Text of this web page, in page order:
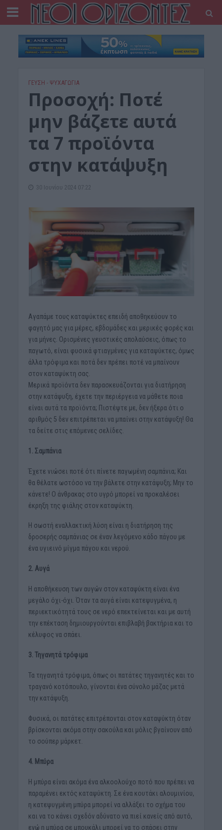
ΓΕΎΣΗ - ΨΥΧΑΓΩΓΊΑ
Προσοχή: Ποτέ
μην βάζετε αυτά
τα 7 προϊόντα
στην κατάψυξη
30 Ιουνίου 2024 07:22
Αγαπάμε τους καταψύκτες επειδή αποθηκεύουν το
φαγητό μας για μέρες, εβδομάδες και μερικές φορές και
για μήνες. Ορισμένες γευστικές απολαύσεις, όπως το
παγωτό, είναι φυσικά φτιαγμένες για καταψύκτες, όμως
άλλα τρόφιμα και ποτά δεν πρέπει ποτέ να μπαίνουν
στον καταψύκτη σας.
Μερικά προϊόντα δεν παρασκευάζονται για διατήρηση
στην κατάψυξη, έχετε την περιέργεια να μάθετε ποια
είναι αυτά τα προϊόντα; Πιστέψτε με, δεν ήξερα ότι ο
αριθμός 5 δεν επιτρέπεται να μπαίνει στην κατάψυξη! Θα
τα δείτε στις επόμενες σελίδες.
1. Σαμπάνια
Έχετε νιώσει ποτέ ότι πίνετε παγωμένη σαμπάνια; Και
θα θέλατε ωστόσο να την βάλετε στην κατάψυξη; Μην το
κάνετε! Ο άνθρακας στο υγρό μπορεί να προκαλέσει
έκρηξη της φιάλης στον καταψύκτη.
Η σωστή εναλλακτική λύση είναι η διατήρηση της
δροσερής σαμπάνιας σε έναν λεγόμενο κάδο πάγου με
ένα υγιεινό μίγμα πάγου και νερού.
2. Αυγά
Η αποθήκευση των αυγών στον καταψύκτη είναι ένα
μεγάλο όχι-όχι. Όταν τα αυγά είναι κατεψυγμένα, η
περιεκτικότητά τους σε νερό επεκτείνεται και με αυτή
την επέκταση δημιουργούνται επιβλαβή βακτήρια και το
κέλυφος να σπάει.
3. Τηγανητά τρόφιμα
Τα τηγανητά τρόφιμα, όπως οι πατάτες τηγανητές και το
τραγανό κοτόπουλο, γίνονται ένα σύνολο μάζας μετά
την κατάψυξη.
Φυσικά, οι πατάτες επιτρέπονται στον καταψύκτη όταν
βρίσκονται ακόμα στην σακούλα και μόλις βγαίνουν από
το σούπερ μάρκετ.
4. Μπύρα
Η μπύρα είναι ακόμα ένα αλκοολούχο ποτό που πρέπει να
παραμένει εκτός καταψύκτη. Σε ένα κουτάκι αλουμινίου,
η κατεψυγμένη μπύρα μπορεί να αλλάξει το σχήμα του
και να το κάνει σχεδόν αδύνατο να πιεί κανείς από αυτό,
ενώ η μπύρα σε μπουκάλι μπορεί να το σπάσει στην